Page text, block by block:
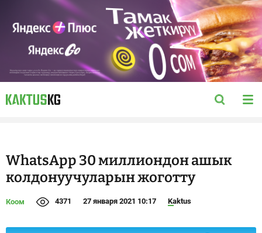
WhatsApp 30 миллиондон ашык
колдонуучуларын жоготту
Коом 4371 27 января 2021 10:17 Kaktus